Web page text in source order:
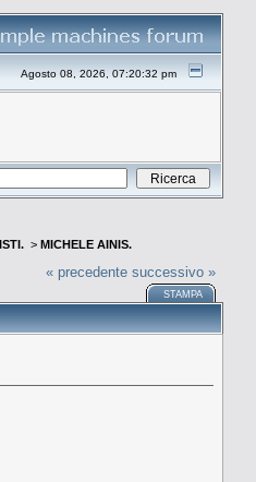
Agosto 08, 2026, 07:20:32 pm
> MICHELE AINIS.
« precedente successivo »
STAMPA